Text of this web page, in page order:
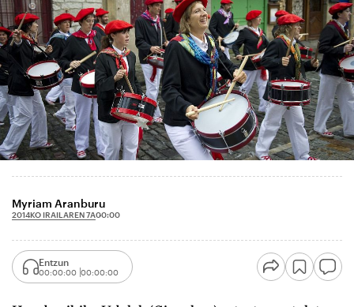
Myriam Aranburu
2014KO IRAILAREN 7A00:00
Entzun
00:00:00 00:00:00